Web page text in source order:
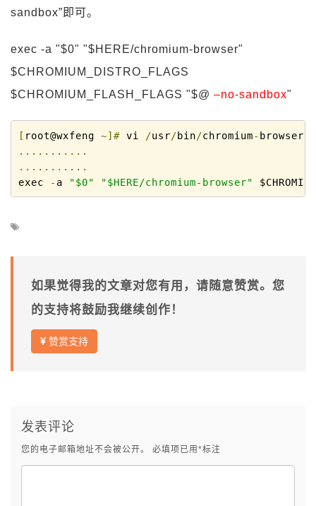
sandbox”即可。
exec -a "$0" "$HERE/chromium-browser"
$CHROMIUM_DISTRO_FLAGS
$CHROMIUM_FLASH_FLAGS "$@ –no-sandbox"
[ root@wxfeng ~]# vi /usr/bin/chromium-
...........
...........
exec
- a "$0" "$HERE/chromium-browser"
如果觉得我的文章对您有用，请随意赞赏。您
的支持将鼓励我继续创作！
赞赏支持
发表评论
您的电子邮箱地址不会被公开。 必填项已用 *标注